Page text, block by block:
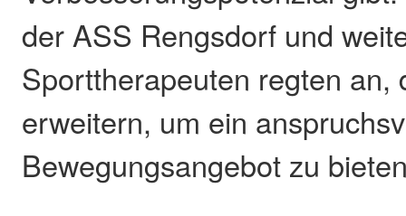
der ASS Rengsdorf und
Sporttherapeuten regten an,
erweitern, um ein
Bewegungsangebot zu